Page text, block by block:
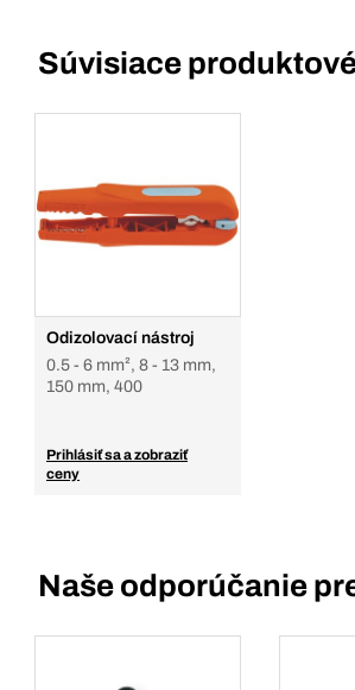
Súvisiace
Odizolovací nástroj
0.5 - 6 mm², 8 - 13 mm,
150 mm, 400
Prihlásiť sa a zobraziť
ceny
Naše odporúčanie